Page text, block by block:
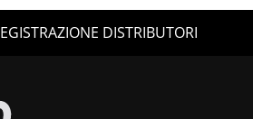
DISTRIBUTORI